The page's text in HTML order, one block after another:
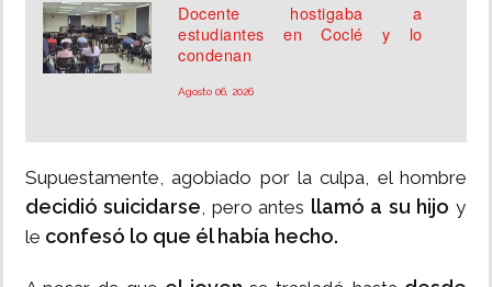
Docente hostigaba a
estudiantes en Coclé y lo
condenan
Agosto 06, 2026
Supuestamente, agobiado por la culpa, el hombre
decidió suicidarse, pero antes llamó a su hijo y
le confesó lo que él había hecho.